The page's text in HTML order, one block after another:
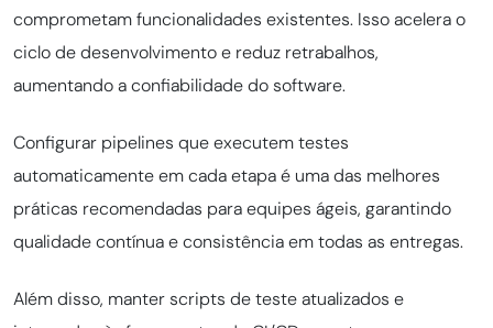
comprometam funcionalidades existentes. Isso acelera o
ciclo de desenvolvimento e reduz retrabalhos,
aumentando a confiabilidade do software.
Configurar pipelines que executem testes
automaticamente em cada etapa é uma das melhores
práticas recomendadas para equipes ágeis, garantindo
qualidade contínua e consistência em todas as entregas.
Além disso, manter scripts de teste atualizados e